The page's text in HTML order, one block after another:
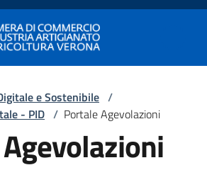
di Verona
di Verona
e Sostenibile /
- PID / Portale Agevolazioni